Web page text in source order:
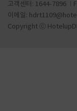
고객센터: 1644-7896
이메일:
Copyright ⓒ